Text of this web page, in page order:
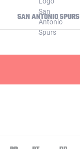
SAN ANTONIO SPURS